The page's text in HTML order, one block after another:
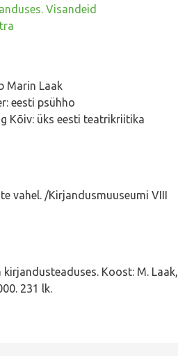
Visandeid
Marin Laak
eesti psühho
Kõiv: üks eesti teatrikriitika
vahel. /Kirjandusmuuseumi VIII
Koost: M. Laak,
231 lk.